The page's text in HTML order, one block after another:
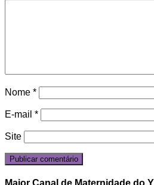
Nome *
E-mail *
Site